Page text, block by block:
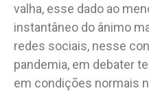
valha, esse dado ao
instantâneo do ânimo
redes sociais, nesse
pandemia, em debater
em condições normais